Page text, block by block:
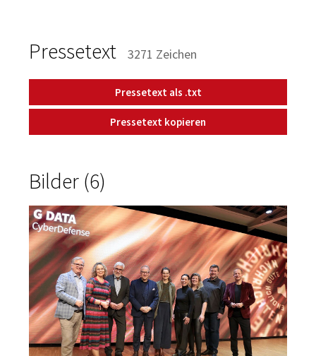
Pressetext 3271 Zeichen
Pressetext als .txt
Pressetext kopieren
Bilder (6)